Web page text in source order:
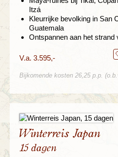
Itzá
Kleurrijke bevolking in San
Guatemala
Ontspannen aan het strand
V.a. 3.595,-
Bijkomende kosten 26,25 p.p.
Winterreis Japan
15 dagen